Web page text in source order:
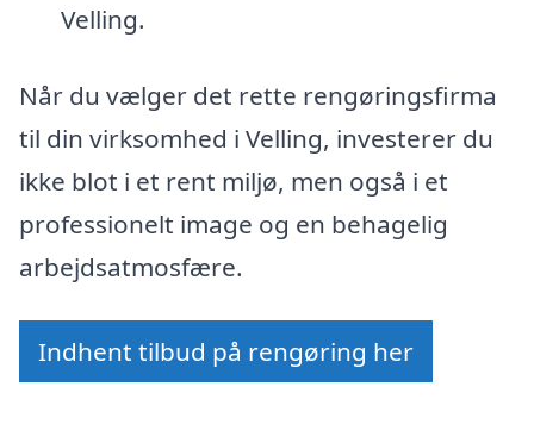
Velling.
Når du vælger det rette rengøringsfirma
til din virksomhed i Velling, investerer du
ikke blot i et rent miljø, men også i et
professionelt image og en behagelig
arbejdsatmosfære.
Indhent tilbud på rengøring her